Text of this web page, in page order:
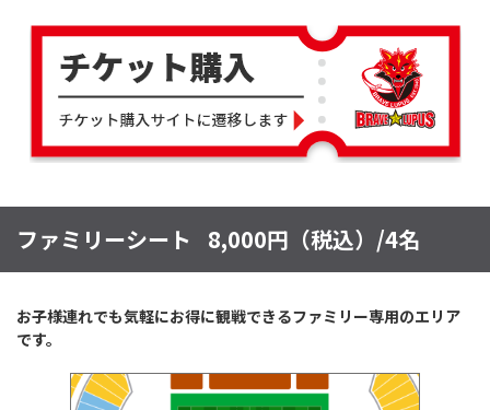
ファミリーシート 8,000円（税込）/4名
お子様連れでも気軽にお得に観戦できるファミリー専用のエリア
です。